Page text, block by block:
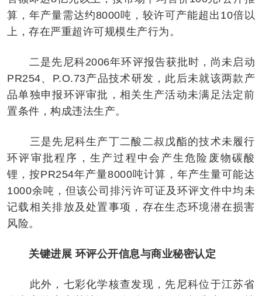
算，年产量需达约8000吨，较许可产能超出10倍以
上，存在严重超许可规模生产行为。
二是先尼科2006年环评报告获批时，尚未启动
PR254、P.O.73产品技术研发，此后未就该两款产
品单独申报环评审批，相关生产活动未满足法定前
置条件，构成违法生产。
三是先尼科生产丁二酸二叔戊酯的技术未履行
环评审批程序，生产过程中会产生危险废物碳酸
锂，按PR254年产量8000吨计算，年产生量可能达
1000余吨，但该公司排污许可证及环评文件中均未
记载相关排放及处置事项，存在生态环境潜在损害
风险。
关键进展 环评公开信息与商业秘密认定
此外，七彩化学核查发现，先尼科位于江苏省